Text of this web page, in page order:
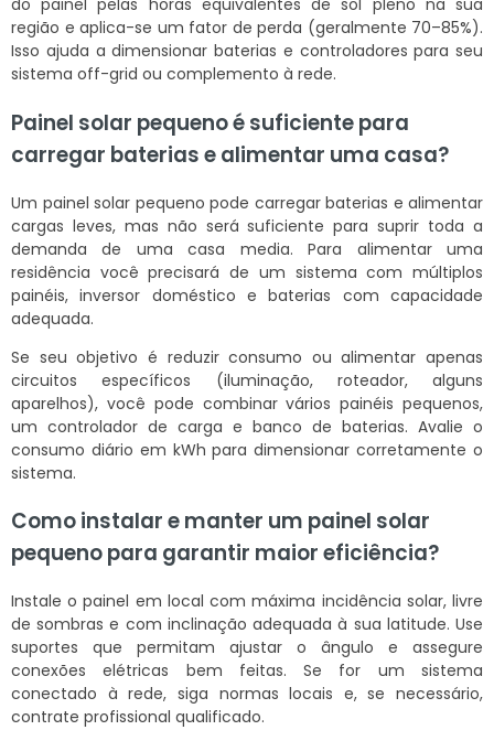
do painel pelas horas equivalentes de sol pleno na sua
região e aplica-se um fator de perda (geralmente 70–85%).
Isso ajuda a dimensionar baterias e controladores para seu
sistema off-grid ou complemento à rede.
Painel solar pequeno é suficiente para
carregar baterias e alimentar uma casa?
Um painel solar pequeno pode carregar baterias e alimentar
cargas leves, mas não será suficiente para suprir toda a
demanda de uma casa media. Para alimentar uma
residência você precisará de um sistema com múltiplos
painéis, inversor doméstico e baterias com capacidade
adequada.
Se seu objetivo é reduzir consumo ou alimentar apenas
circuitos específicos (iluminação, roteador, alguns
aparelhos), você pode combinar vários painéis pequenos,
um controlador de carga e banco de baterias. Avalie o
consumo diário em kWh para dimensionar corretamente o
sistema.
Como instalar e manter um painel solar
pequeno para garantir maior eficiência?
Instale o painel em local com máxima incidência solar, livre
de sombras e com inclinação adequada à sua latitude. Use
suportes que permitam ajustar o ângulo e assegure
conexões elétricas bem feitas. Se for um sistema
conectado à rede, siga normas locais e, se necessário,
contrate profissional qualificado.